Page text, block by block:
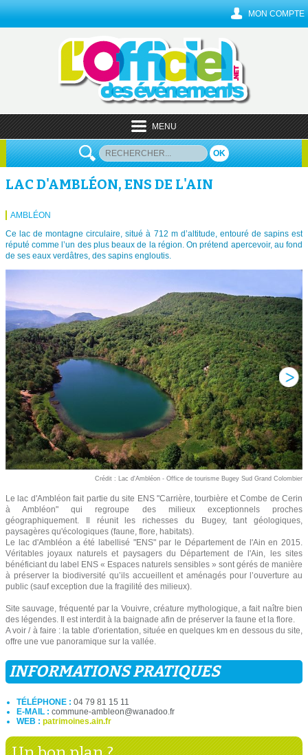
MON COMPTE
MENU
OK
LAC D'AMBLÉON, ENS DE L'AIN
AMBLÉON
Ce lac de montagne circulaire, situé à 712 m d’altitude, entouré de sapins est
réputé comme l’un des plus beaux de la région. On prétend apercevoir, au fond
de ses eaux verdâtres, des sapins engloutis.
Crédit : Lac d'Ambléon - Office de tourisme Bugey Sud Grand Colombier
Le lac d'Ambléon fait partie du site ENS "Carrière, tourbière et Combe de Cerin
à Ambléon" qui regroupe des milieux exceptionnels proches
géographiquement. Il réunit les richesses du Bugey, tant géologiques,
paysagères qu'écologiques (faune, flore, habitats).
Le lac d'Ambléon a été labellisé "ENS" par le Département de l'Ain en 2015.
Véritables joyaux naturels et paysagers du Département de l'Ain, les sites
bénéficiant du label ENS « Espaces naturels sensibles » sont gérés de manière
à préserver la biodiversité qu’ils accueillent et aménagés pour l’ouverture au
public (sauf exception due la fragilité des milieux).
Site sauvage, fréquenté par la Vouivre, créature mythologique, a fait naître bien
des légendes. Il est interdit à la baignade afin de préserver la faune et la flore.
A voir / à faire : la table d'orientation, située en quelques km en dessous du site,
offre une vue panoramique sur la vallée.
INFORMATIONS PRATIQUES
TÉLÉPHONE : 04 79 81 15 11
E-MAIL : commune-ambleon@wanadoo.fr
WEB : patrimoines.ain.fr